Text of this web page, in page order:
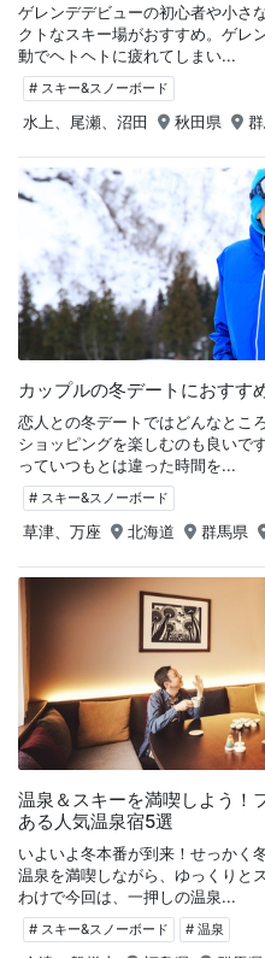
ゲレンデデビューの初心者や小さ
クトなスキー場がおすすめ。ゲレ
動でヘトヘトに疲れてしまい...
# スキー&スノーボード
水上、尾瀬、沼田 秋田県
カップルの冬デートにおすす
恋人との冬デートではどんなとこ
ショッピングを楽しむのも良いで
っていつもとは違った時間を...
# スキー&スノーボード
草津、万座 北海道 群馬県
温泉＆スキーを満喫しよう！
ある人気温泉宿5選
いよいよ冬本番が到来！せっかく
温泉を満喫しながら、ゆっくりと
わけで今回は、一押しの温泉...
# スキー&スノーボード # 温泉